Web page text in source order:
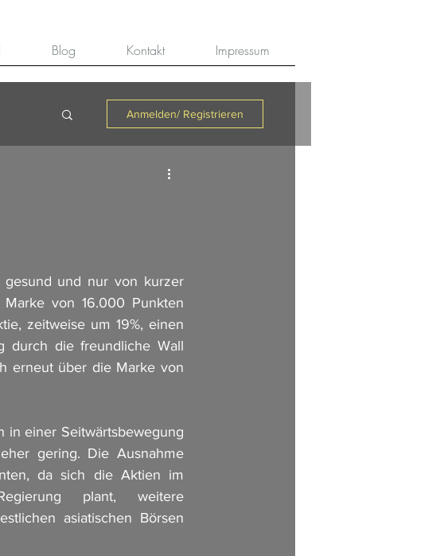
Blog Kontakt Impressum
Anmelden/ Registrieren
und nur von kurzer
von 16.000 Punkten
zeitweise um 19%, einen
durch die freundliche Wall
erneut über die Marke von
in einer Seitwärtsbewegung
gering. Die Ausnahme
da sich die Aktien im
plant, weitere
asiatischen Börsen